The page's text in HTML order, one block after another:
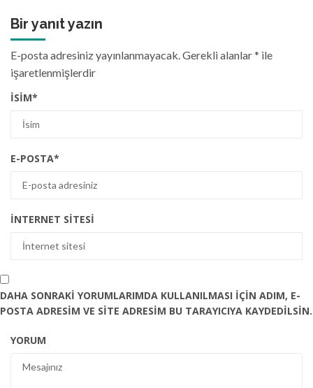
Bir yanıt yazın
E-posta adresiniz yayınlanmayacak. Gerekli alanlar* ile
işaretlenmişlerdir
İSIM*
E-POSTA*
İNTERNET SITESI
DAHA SONRAKI YORUMLARIMDA KULLANILMASI IÇIN ADIM, E-
POSTA ADRESIM VE SITE ADRESIM BU TARAYICIYA KAYDEDILSIN.
YORUM